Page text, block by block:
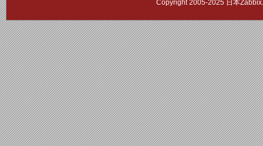
Copyright 2005-2025 日本